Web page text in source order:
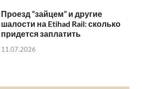
Проезд “зайцем” и другие
шалости на Etihad Rail: сколько
придется заплатить
11.07.2026